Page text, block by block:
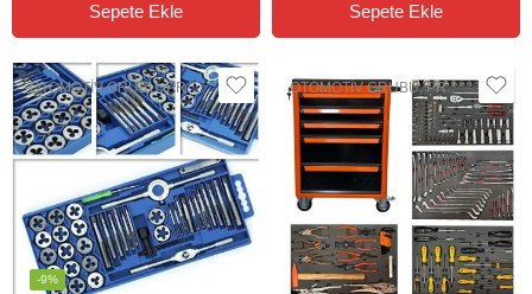
Sepete Ekle Sepete Ekle
OTOMOTIV GRUBU,PROFESYONEL EL ALETLERI
-9%
OTOMOTIV GRUBU,PROFESYONEL EL ALETLERI